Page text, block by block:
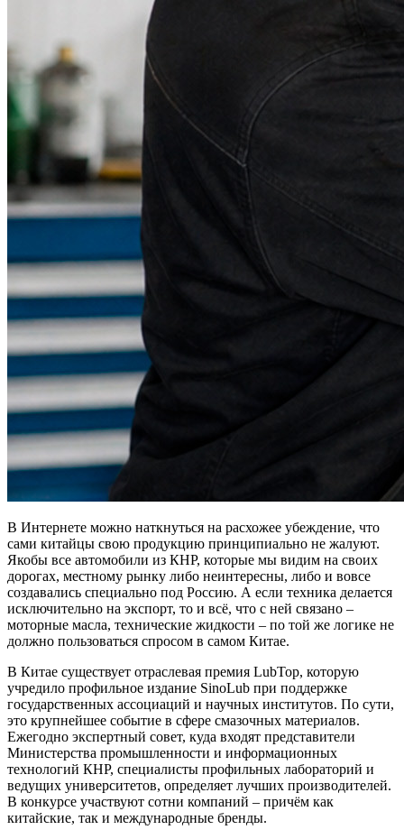
В Интернете можно наткнуться на расхожее убеждение, что
сами китайцы свою продукцию принципиально не жалуют.
Якобы все автомобили из КНР, которые мы видим на своих
дорогах, местному рынку либо неинтересны, либо и вовсе
создавались специально под Россию. А если техника делается
исключительно на экспорт, то и всё, что с ней связано –
моторные масла, технические жидкости – по той же логике не
должно пользоваться спросом в самом Китае.
В Китае существует отраслевая премия LubTop, которую
учредило профильное издание SinoLub при поддержке
государственных ассоциаций и научных институтов. По сути,
это крупнейшее событие в сфере смазочных материалов.
Ежегодно экспертный совет, куда входят представители
Министерства промышленности и информационных
технологий КНР, специалисты профильных лабораторий и
ведущих университетов, определяет лучших производителей.
В конкурсе участвуют сотни компаний – причём как
китайские, так и международные бренды.